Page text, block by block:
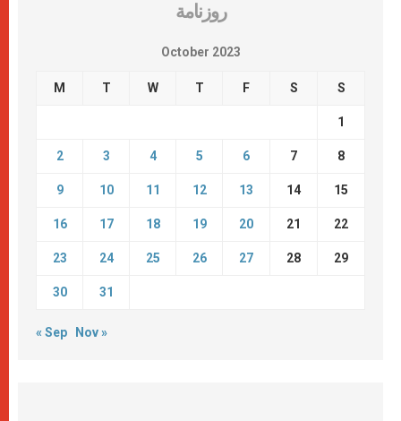
روزنامة
October 2023
M T W T F S S
1
2 3 4 5 6 7 8
9 10 11 12 13 14 15
16 17 18 19 20 21 22
23 24 25 26 27 28 29
30 31
« Sep Nov »